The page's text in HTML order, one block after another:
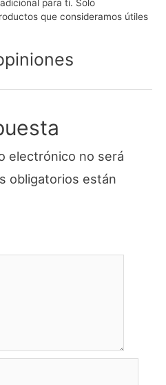
para ti. Solo
que consideramos útiles
electrónico no será
obligatorios están